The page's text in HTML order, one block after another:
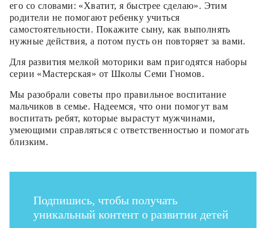
его со словами: «Хватит, я быстрее сделаю». Этим
родители не помогают ребенку учиться
самостоятельности. Покажите сыну, как выполнять
нужные действия, а потом пусть он повторяет за вами.
Для развития мелкой моторики вам пригодятся наборы
серии «Мастерская» от Школы Семи Гномов.
Мы разобрали советы про правильное воспитание
мальчиков в семье. Надеемся, что они помогут вам
воспитать ребят, которые вырастут мужчинами,
умеющими справляться с ответственностью и помогать
близким.
Подпишись, чтобы получать
уникальный контент о развитии детей